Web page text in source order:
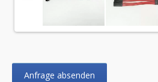
Anfrage absenden